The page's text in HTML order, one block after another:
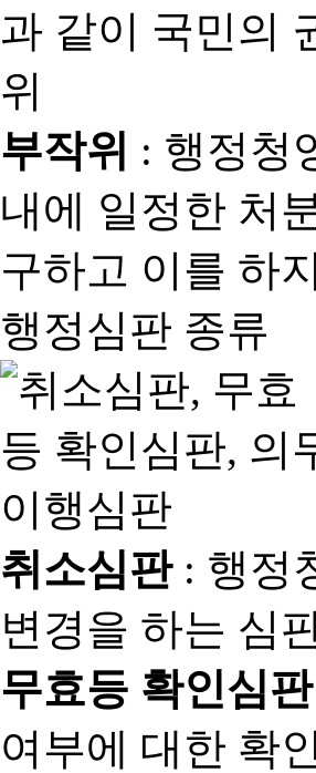
과 같이 국민의
위
부작위 : 행정청
내에 일정한 처
구하고 이를 하
행정심판 종류
취소심판: 행정
변경을 하는 심
무효등 확인심판
여부에 대한 확